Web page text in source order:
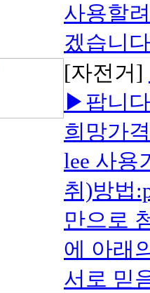
사용할
겠습니
[자전거]
▶팝니
희망가
lee 사용
취)방법
만으로
에 아래
서로 믿